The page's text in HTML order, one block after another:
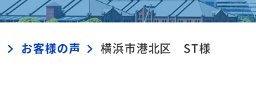
お客様の声 横浜市港北区 ST様